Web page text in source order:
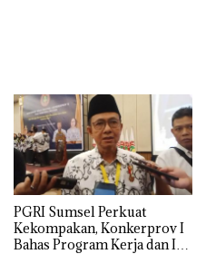
PGRI Sumsel Perkuat
Kekompakan, Konkerprov I
Bahas Program Kerja dan Isu